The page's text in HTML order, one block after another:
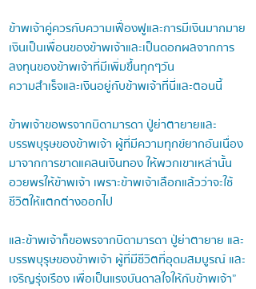
ข้าพเจ้าคู่ควรกับความเฟื่องฟูและการมีเงินมากมาย
เงินเป็นเพื่อนของข้าพเจ้าและเป็นดอกผลจากการ
ลงทุนของข้าพเจ้าที่มีเพิ่มขึ้นทุกๆวัน
ความสำเร็จและเงินอยู่กับข้าพเจ้าที่นี่และตอนนี้
ข้าพเจ้าขอพรจากบิดามารดา ปู่ย่าตายายและ
บรรพบุรุษของข้าพเจ้า ผู้ที่มีความทุกข์ยากอันเนื่อง
มาจากการขาดแคลนเงินทอง ให้พวกเขาเหล่านั้น
อวยพรให้ข้าพเจ้า เพราะข้าพเจ้าเลือกแล้วว่าจะใช้
ชีวิตให้แตกต่างออกไป
และข้าพเจ้าก็ขอพรจากบิดามารดา ปู่ย่าตายาย และ
บรรพบุรุษของข้าพเจ้า ผู้ที่มีชีวิตที่อุดมสมบูรณ์ และ
เจริญรุ่งเรือง เพื่อเป็นแรงบันดาลใจให้กับข้าพเจ้า”